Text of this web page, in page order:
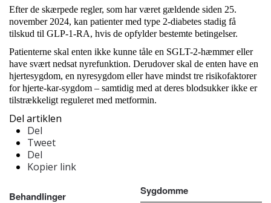
Efter de skærpede regler, som har været gældende siden 25.
november 2024, kan patienter med type 2-diabetes stadig få
tilskud til GLP-1-RA, hvis de opfylder bestemte betingelser.
Patienterne skal enten ikke kunne tåle en SGLT-2-hæmmer eller
have svært nedsat nyrefunktion. Derudover skal de enten have en
hjertesygdom, en nyresygdom eller have mindst tre risikofaktorer
for hjerte-kar-sygdom – samtidig med at deres blodsukker ikke er
tilstrækkeligt reguleret med metformin.
Del artiklen
Del
Tweet
Del
Kopier link
Behandlinger Sygdomme